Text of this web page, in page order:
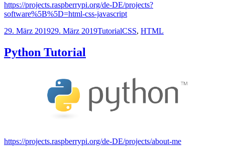
https://projects.raspberrypi.org/de-DE/projects?
software%5B%5D=html-css-javascript
Veröffentlicht
29. März 201929. März 2019Kategorien
TutorialSchlagwörter
CSS, HTML
Python Tutorial
https://projects.raspberrypi.org/de-DE/projects/about-me